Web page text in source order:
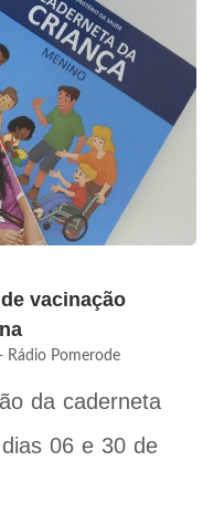
vacinação
Rádio Pomerode
da caderneta
06 e 30 de